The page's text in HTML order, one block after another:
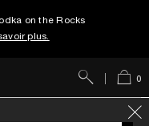
on the Rocks
plus.
0
Rechercher